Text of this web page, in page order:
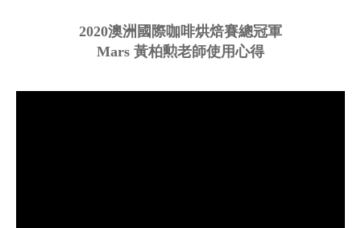
2020澳洲國際咖啡烘焙賽總冠軍
Mars 黃柏勲老師使用心得